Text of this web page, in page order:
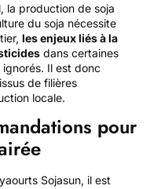
la production de soja
du soja nécessite
les enjeux liés à la
dans certaines
Il est donc
de filières
locale.
pour
Sojasun, il est